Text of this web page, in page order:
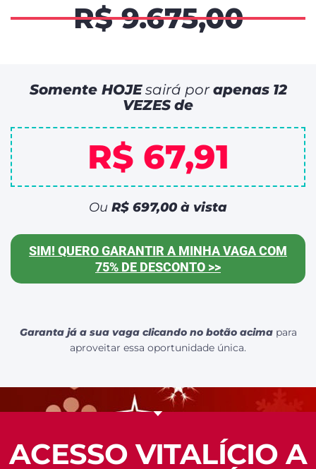
R$ 9.675,00
Somente HOJEsairá porapenas 12
VEZES de
R$ 67,91
Ou R$ 697,00 à vista
SIM! QUERO GARANTIR A MINHA VAGA COM
75% DE DESCONTO >>
Garanta já a sua vaga clicando no botão acimapara
aproveitar essa oportunidade única.
ACESSO VITALÍCIO A